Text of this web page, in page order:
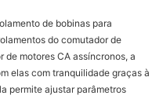
de bobinas para
do comutador de
de motores CA assíncronos, a
elas com tranquilidade graças à
permite ajustar parâmetros